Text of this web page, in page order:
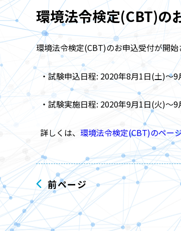
環境法令検定(CBT)の
環境法令検定(CBT)のお申込受付が開始
・試験申込日程: 2020年8月1日(土)～
・試験実施日程: 2020年9月1日(火)～9
詳しくは、 環境法令検定(CBT)のペー
前ページ